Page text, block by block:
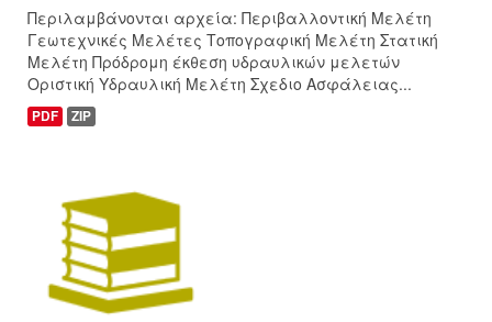
Περιλαμβάνονται αρχεία: Περιβαλλοντική Μελέτη
Γεωτεχνικές Μελέτες Τοπογραφική Μελέτη Στατική
Μελέτη Πρόδρομη έκθεση υδραυλικών μελετών
Οριστική Υδραυλική Μελέτη Σχεδιο Ασφάλειας...
PDF ZIP